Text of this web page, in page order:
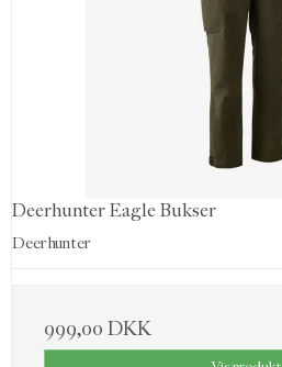
Deerhunter Eagle Bukser
Deerhunter
999,00 DKK